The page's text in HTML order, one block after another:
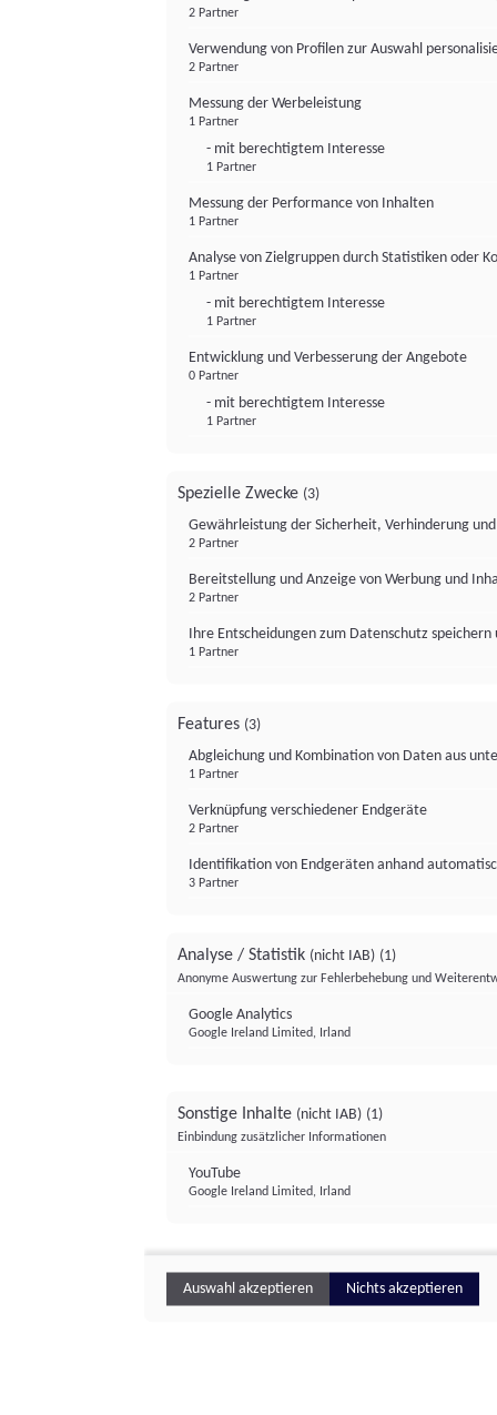
2 Partner
Verwendung von Profilen zur Auswahl
2 Partner
Messung der Werbeleistung
1 Partner
- mit berechtigtem Interesse
1 Partner
Messung der Performance von Inhalten
1 Partner
Analyse von Zielgruppen durch Statistiken oder
1 Partner
- mit berechtigtem Interesse
1 Partner
Entwicklung und Verbesserung der Angebote
0 Partner
- mit berechtigtem Interesse
1 Partner
Spezielle Zwecke (3)
Gewährleistung der Sicherheit, Verhinderung
2 Partner
Bereitstellung und Anzeige von Werbung und
2 Partner
Ihre Entscheidungen zum Datenschutz
1 Partner
Features (3)
Abgleichung und Kombination von Daten aus
1 Partner
Verknüpfung verschiedener Endgeräte
2 Partner
Identifikation von Endgeräten anhand
3 Partner
Analyse / Statistik (nicht IAB) (1)
Anonyme Auswertung zur Fehlerbehebung und
Google Analytics
Google Ireland Limited, Irland
Sonstige Inhalte (nicht IAB) (1)
Einbindung zusätzlicher Informationen
YouTube
Google Ireland Limited, Irland
Auswahl akzeptieren Nichts akzeptieren